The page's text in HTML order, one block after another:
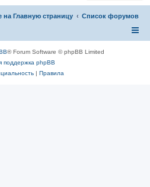
Главную страницу Список форумов
® Forum Software © phpBB Limited
поддержка phpBB
| Правила